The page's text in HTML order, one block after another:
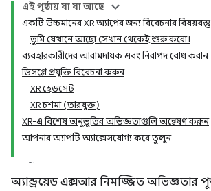
এই পৃষ্ঠায় যা যা আছে
একটি উচ্চমানের XR অ্যাপের জন্য বিবেচনার বিষয়বস্তু
তুমি যেখানে আছো সেখান থেকেই শুরু করো।
ব্যবহারকারীদের আরামদায়ক এবং নিরাপদ বোধ করান
ডিসপ্লে প্রযুক্তি বিবেচনা করুন
XR হেডসেট
XR চশমা (তারযুক্ত)
XR-এ বিশেষ অনুভূতির অভিজ্ঞতাগুলি অন্বেষণ করুন
আপনার অ্যাপটি অ্যাক্সেসযোগ্য করে তুলুন
অ্যান্ড্রয়েড এক্সআর নিমজ্জিত অভিজ্ঞতার